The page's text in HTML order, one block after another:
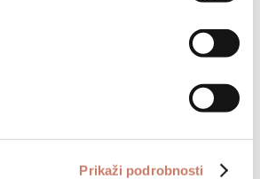
Prikaži podrobnosti